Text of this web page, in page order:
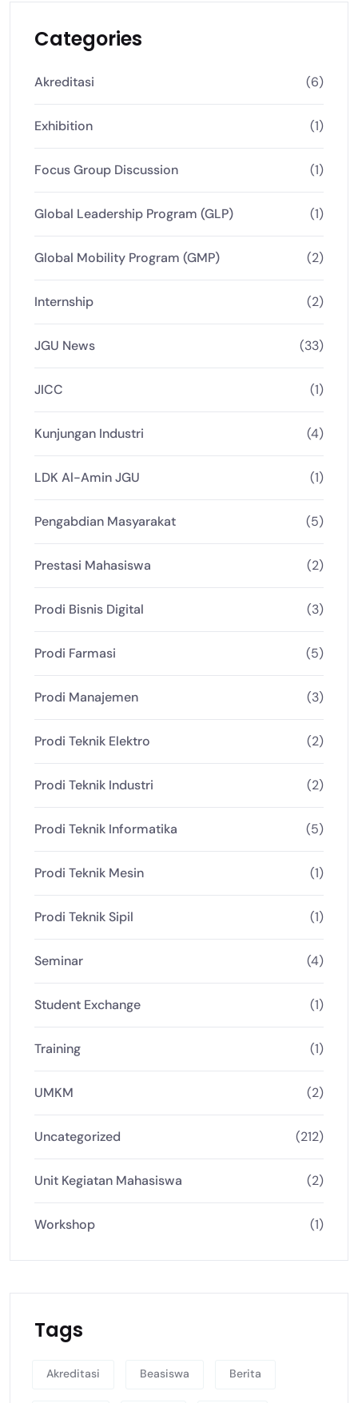
Categories
Akreditasi (6)
Exhibition (1)
Focus Group Discussion (1)
Global Leadership Program (GLP) (1)
Global Mobility Program (GMP) (2)
Internship (2)
JGU News (33)
JICC (1)
Kunjungan Industri (4)
LDK Al-Amin JGU (1)
Pengabdian Masyarakat (5)
Prestasi Mahasiswa (2)
Prodi Bisnis Digital (3)
Prodi Farmasi (5)
Prodi Manajemen (3)
Prodi Teknik Elektro (2)
Prodi Teknik Industri (2)
Prodi Teknik Informatika (5)
Prodi Teknik Mesin (1)
Prodi Teknik Sipil (1)
Seminar (4)
Student Exchange (1)
Training (1)
UMKM (2)
Uncategorized (212)
Unit Kegiatan Mahasiswa (2)
Workshop (1)
Tags
Akreditasi Beasiswa Berita